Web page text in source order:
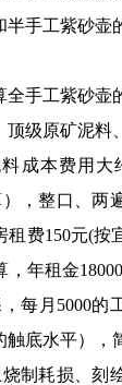
半手工紫砂壶
全手工紫砂壶
顶级原矿泥料
成本费用大
），整口、两
费150元(按
年租金
每月5000的
触底水平），
制耗损、刻